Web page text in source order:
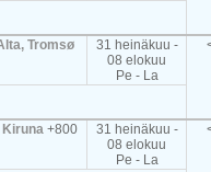
Tromsø
31 heinäkuu -
08 elokuu
Pe - La
Kiruna+800
31 heinäkuu -
08 elokuu
Pe - La